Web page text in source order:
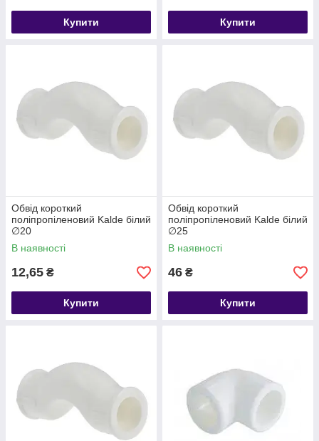
Купити Купити
Обвід короткий
поліпропіленовий Kalde білий
∅20
В наявності
12,65 ₴
Купити
Обвід короткий
поліпропіленовий Kalde білий
∅25
В наявності
46 ₴
Купити